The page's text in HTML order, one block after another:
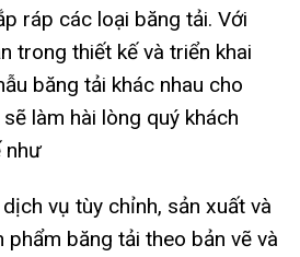
ráp các loại băng tải. Với
trong thiết kế và triển khai
băng tải khác nhau cho
làm hài lòng quý khách
như
vụ tùy chỉnh, sản xuất và
phẩm băng tải theo bản vẽ và